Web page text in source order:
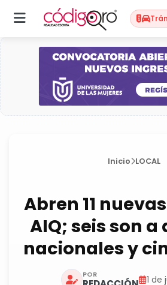
Inicio LOCAL
Abren 11
AIQ; seis son
nacionales y
POR 1 de